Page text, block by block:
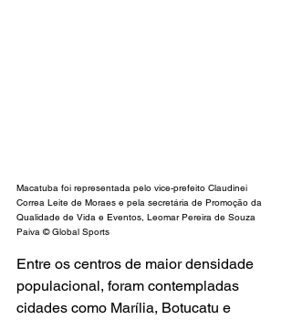
Macatuba foi representada pelo vice-prefeito Claudinei
Correa Leite de Moraes e pela secretária de Promoção da
Qualidade de Vida e Eventos, Leomar Pereira de Souza
Paiva © Global Sports
Entre os centros de maior densidade
populacional, foram contempladas
cidades como Marília, Botucatu e